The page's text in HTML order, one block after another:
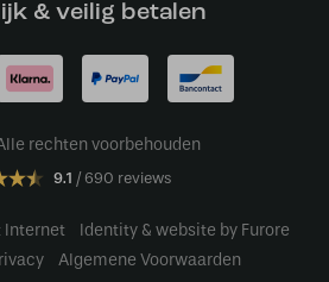
& veilig betalen
rechten voorbehouden
9.1 690 reviews
Internet
Identity & website by Furore
Algemene Voorwaarden